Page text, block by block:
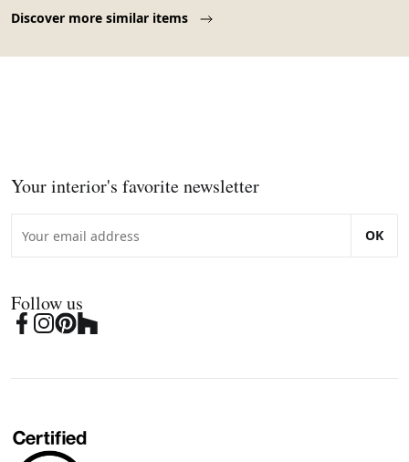
Discover more similar items
Your interior's favorite newsletter
OK
Follow us